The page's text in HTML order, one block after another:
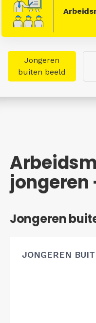
Jongeren
buiten beeld
jongeren
Jongeren
JONGEREN